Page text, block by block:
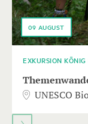
EXKURSION
UNESCO
09 AUGUST